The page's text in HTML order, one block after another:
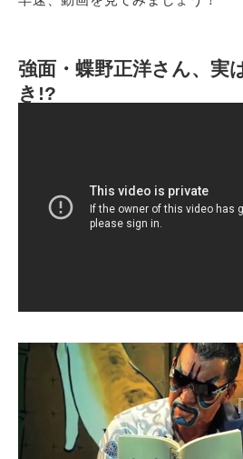
強面・蝶野正洋さん、実
き!?